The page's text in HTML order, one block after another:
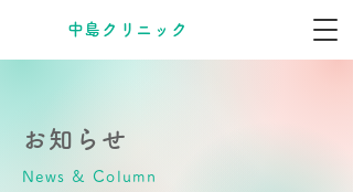
​中島クリニック
お知らせ
News & Column